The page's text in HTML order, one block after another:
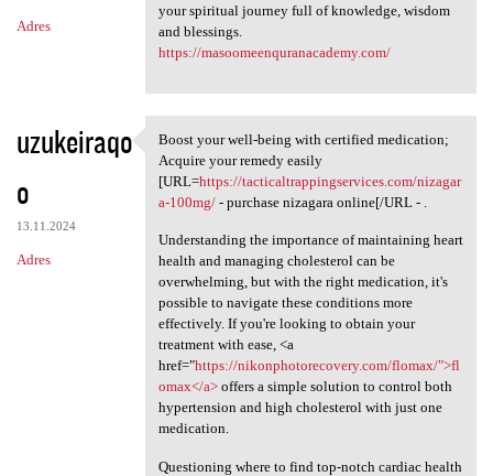
Adres
your spiritual journey full of knowledge, wisdom
and blessings.
https://masoomeenquranacademy.com/
uzukeiraqo
o
13.11.2024
Adres
Boost your well-being with
Boost your well-being with certified medication;
Acquire your remedy easily
[URL=https://tacticaltrappingservices.com/nizagar
a-100mg/- purchase nizagara online[/URL - .
Understanding the importance of maintaining heart
health and managing cholesterol can be
overwhelming, but with the right medication, it's
possible to navigate these conditions more
effectively. If you're looking to obtain your
treatment with ease, <a
href="https://nikonphotorecovery.com/flomax/">fl
omax</a>offers a simple solution to control both
hypertension and high cholesterol with just one
medication.
Questioning where to find top-notch cardiac health